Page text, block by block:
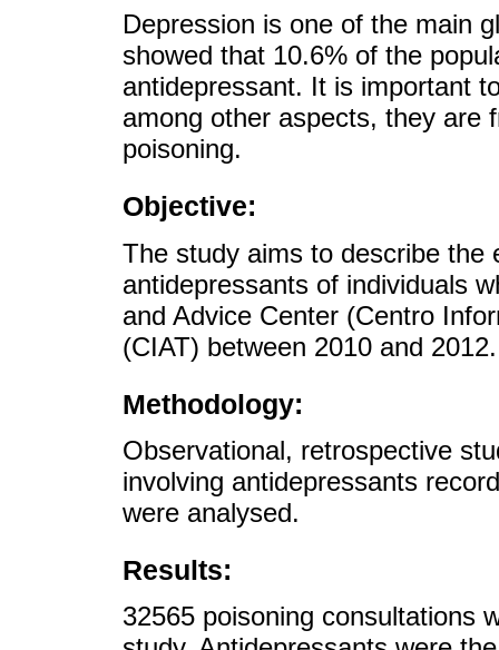
Depression is one of the main
showed that 10.6% of the
antidepressant. It is important
among other aspects, they are
poisoning.
Objective:
The study aims to describe the
antidepressants of individuals
and Advice Center (Centro
(CIAT) between 2010 and 2012.
Methodology:
Observational, retrospective
involving antidepressants
were analysed.
Results:
32565 poisoning consultations